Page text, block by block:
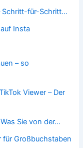
Schritt-für-Schritt…
Insta
– so
Viewer – Der
Sie von der…
für Großbuchstaben